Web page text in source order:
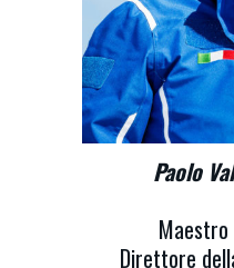
Paolo
Direttore
EDOARDO
SAVOIA
Vicedirettore